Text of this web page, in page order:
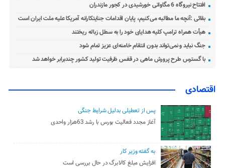
افتتاح نیروگاه 6 مگاواتی خورشیدی در کجور مازندران
بقائی :آنچه ما مطالبه می‌کنیم، پایان اقدامات جنایتکارانه آمریکا علیه ملت ایران است
هیأت همراه ترامپ کلیه هدایای خود را به سطل زباله ریختند
جنگ نباید و نمی‌تواند بدون انتقام خامنه‌ای عزیز تمام شود
با گسترس طرح پرورش ماهی در قفس ظرفیت تولید کشور چندبرابر خواهد شد
اقتصادی
پس از تعطیلی بدلیل شرایط جنگی
آغاز مجدد فعالیت بورس با رشد 63هزار واحدی
به گفته وزیر کار
افزایش مبلغ کالابرگ در حال بررسی است